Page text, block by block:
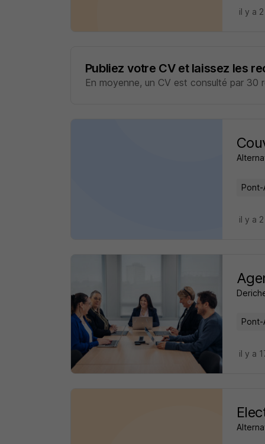
il y a
Publiez votre CV et laissez les
En moyenne, un CV est consulté par 30
Pont-
il y a
Pont-
il y a